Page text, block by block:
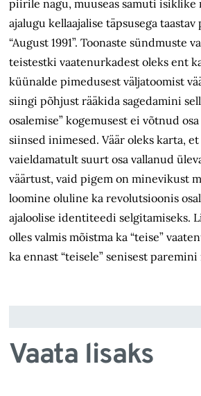
piirile nagu, muuseas samuti isiklike
ajalugu kellaajalise täpsusega
“August 1991”. Toonaste sündmuste
teistestki vaatenurkadest oleks ent
küünalde pimedusest väljatoomist
siingi põhjust rääkida sagedamini
osalemise” kogemusest ei võtnud
siinsed inimesed. Väär oleks karta,
vaieldamatult suurt osa vallanud
väärtust, vaid pigem on minevikust
loomine oluline ka revolutsioonis
ajaloolise identiteedi selgitamiseks.
olles valmis mõistma ka “teise”
ka ennast “teisele” senisest paremini
Vaata lisaks